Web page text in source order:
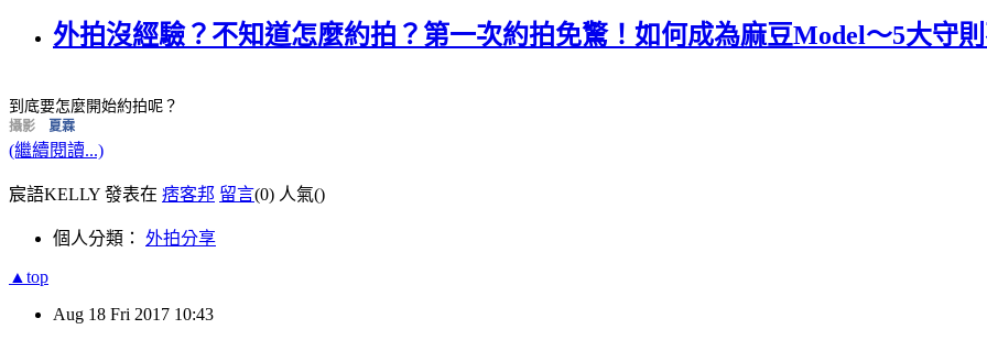
外拍沒經驗？不知道怎麼約拍？第一次約拍免驚！如何成為麻豆Model～5大守則
到底要怎麼開始約拍呢？
攝影 夏霖
(繼續閱讀...)
宸語KELLY 發表在 痞客邦 留言(0) 人氣()
個人分類： 外拍分享
▲top
Aug 18 Fri 2017 10:43